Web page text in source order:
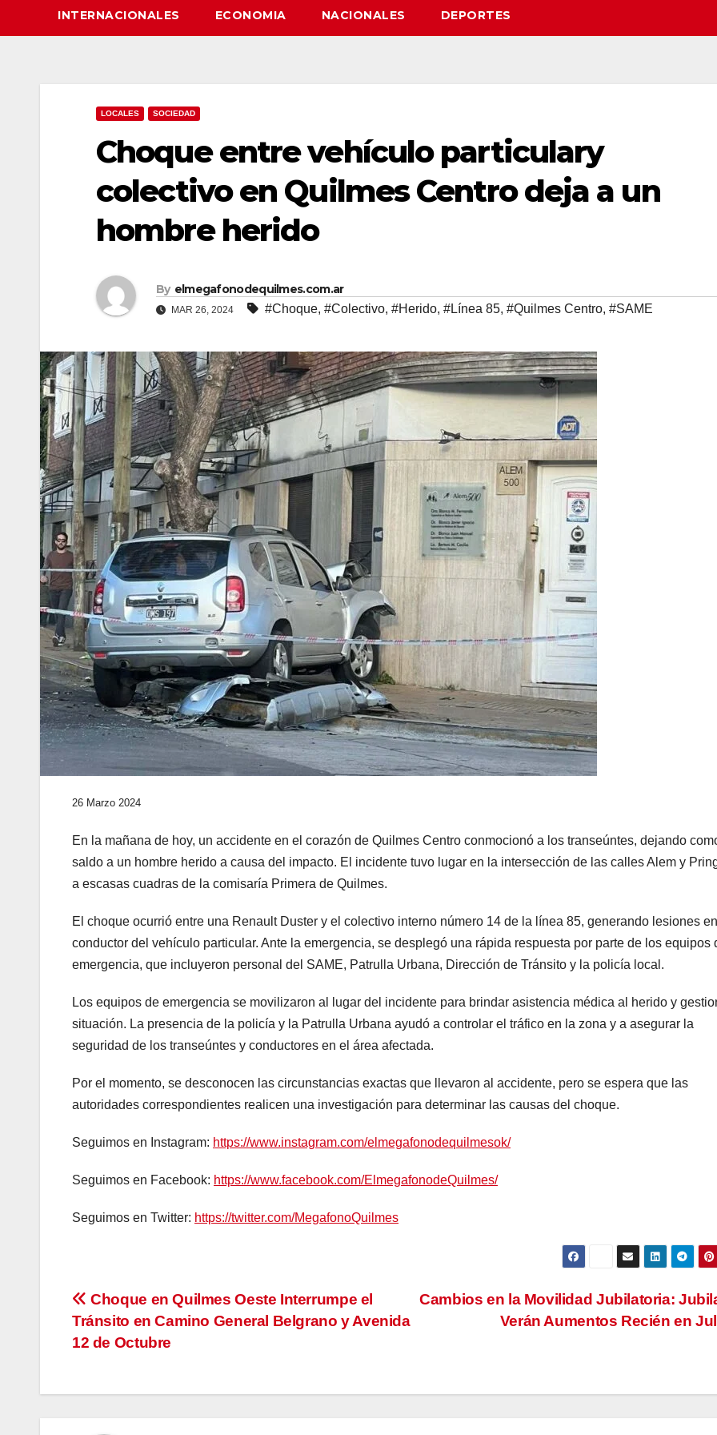
INTERNACIONALES ECONOMIA NACIONALES DEPORTES
LOCALES SOCIEDAD
Choque entre vehículo particulary
colectivo en Quilmes Centro deja a un
hombre herido
By elmegafonodequilmes.com.ar
MAR 26, 2024 #Choque, #Colectivo, #Herido, #Línea 85, #Quilmes Centro, #SAME
26 Marzo 2024
En la mañana de hoy, un accidente en el corazón de Quilmes Centro conmocionó a los transeúntes, dejando
saldo a un hombre herido a causa del impacto. El incidente tuvo lugar en la intersección de las calles Alem y
a escasas cuadras de la comisaría Primera de Quilmes.
El choque ocurrió entre una Renault Duster y el colectivo interno número 14 de la línea 85, generando lesiones
conductor del vehículo particular. Ante la emergencia, se desplegó una rápida respuesta por parte de los equipos
emergencia, que incluyeron personal del SAME, Patrulla Urbana, Dirección de Tránsito y la policía local.
Los equipos de emergencia se movilizaron al lugar del incidente para brindar asistencia médica al herido y
situación. La presencia de la policía y la Patrulla Urbana ayudó a controlar el tráfico en la zona y a asegurar la
seguridad de los transeúntes y conductores en el área afectada.
Por el momento, se desconocen las circunstancias exactas que llevaron al accidente, pero se espera que las
autoridades correspondientes realicen una investigación para determinar las causas del choque.
Seguimos en Instagram: https://www.instagram.com/elmegafonodequilmesok/
Seguimos en Facebook: https://www.facebook.com/ElmegafonodeQuilmes/
Seguimos en Twitter: https://twitter.com/MegafonoQuilmes
Navegación
de
Cambios en la Movilidad Jubilatoria:
Verán Aumentos Recién en
Choque en Quilmes Oeste Interrumpe el
Tránsito en Camino General Belgrano y Avenida
12 de Octubre